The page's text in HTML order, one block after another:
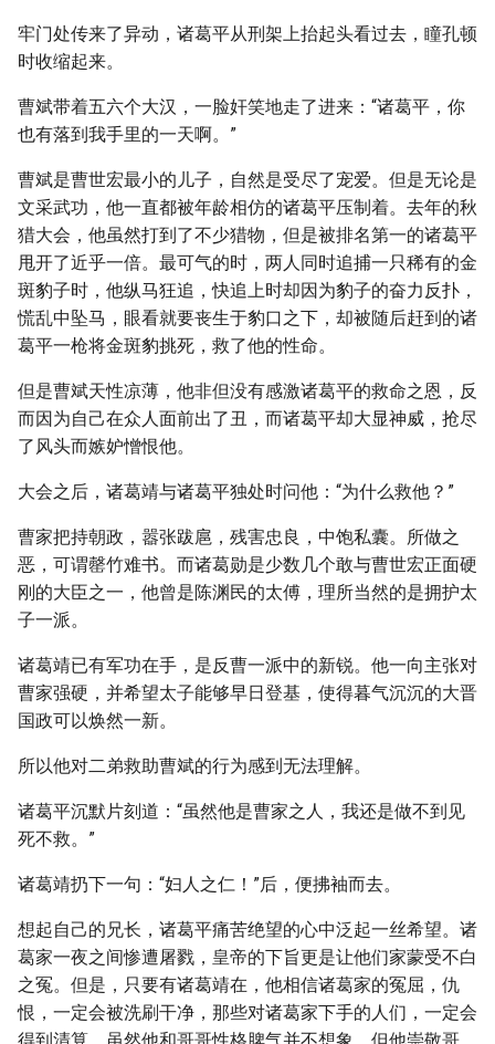
牢门处传来了异动，诸葛平从刑架上抬起头看过去，瞳孔顿
时收缩起来。
曹斌带着五六个大汉，一脸奸笑地走了进来：“诸葛平，你
也有落到我手里的一天啊。”
曹斌是曹世宏最小的儿子，自然是受尽了宠爱。但是无论是
文采武功，他一直都被年龄相仿的诸葛平压制着。去年的秋
猎大会，他虽然打到了不少猎物，但是被排名第一的诸葛平
甩开了近乎一倍。最可气的时，两人同时追捕一只稀有的金
斑豹子时，他纵马狂追，快追上时却因为豹子的奋力反扑，
慌乱中坠马，眼看就要丧生于豹口之下，却被随后赶到的诸
葛平一枪将金斑豹挑死，救了他的性命。
但是曹斌天性凉薄，他非但没有感激诸葛平的救命之恩，反
而因为自己在众人面前出了丑，而诸葛平却大显神威，抢尽
了风头而嫉妒憎恨他。
大会之后，诸葛靖与诸葛平独处时问他：“为什么救他？”
曹家把持朝政，嚣张跋扈，残害忠良，中饱私囊。所做之
恶，可谓罄竹难书。而诸葛勋是少数几个敢与曹世宏正面硬
刚的大臣之一，他曾是陈渊民的太傅，理所当然的是拥护太
子一派。
诸葛靖已有军功在手，是反曹一派中的新锐。他一向主张对
曹家强硬，并希望太子能够早日登基，使得暮气沉沉的大晋
国政可以焕然一新。
所以他对二弟救助曹斌的行为感到无法理解。
诸葛平沉默片刻道：“虽然他是曹家之人，我还是做不到见
死不救。”
诸葛靖扔下一句：“妇人之仁！”后，便拂袖而去。
想起自己的兄长，诸葛平痛苦绝望的心中泛起一丝希望。诸
葛家一夜之间惨遭屠戮，皇帝的下旨更是让他们家蒙受不白
之冤。但是，只要有诸葛靖在，他相信诸葛家的冤屈，仇
恨，一定会被洗刷干净，那些对诸葛家下手的人们，一定会